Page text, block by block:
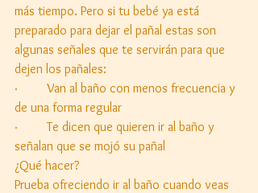
más tiempo. Pero si tu bebé ya está
preparado para dejar el pañal estas son
algunas señales que te servirán para que
dejen los pañales:
·         Van al baño con menos frecuencia y
de una forma regular
·         Te dicen que quieren ir al baño y
señalan que se mojó su pañal
¿Qué hacer?
Prueba ofreciendo ir al baño cuando veas